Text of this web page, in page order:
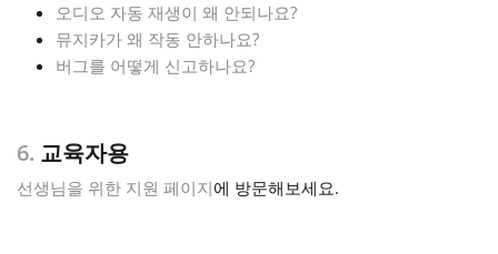
오디오 자동 재생이 왜 안되나요?
뮤지카가 왜 작동 안하나요?
버그를 어떻게 신고하나요?
6. 교육자용
선생님을 위한 지원 페이지에 방문해보세요.